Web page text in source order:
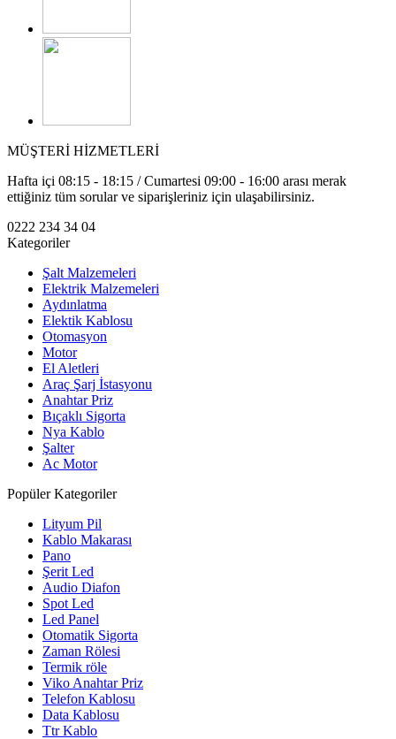
MÜŞTERİ HİZMETLERİ
Hafta içi 08:15 - 18:15 / Cumartesi 09:00 - 16:00 arası merak
ettiğiniz tüm sorular ve siparişleriniz için ulaşabilirsiniz.
0222 234 34 04
Kategoriler
Şalt Malzemeleri
Elektrik Malzemeleri
Aydınlatma
Elektik Kablosu
Otomasyon
Motor
El Aletleri
Araç Şarj İstasyonu
Anahtar Priz
Bıçaklı Sigorta
Nya Kablo
Şalter
Ac Motor
Popüler Kategoriler
Lityum Pil
Kablo Makarası
Pano
Şerit Led
Audio Diafon
Spot Led
Led Panel
Otomatik Sigorta
Zaman Rölesi
Termik röle
Viko Anahtar Priz
Telefon Kablosu
Data Kablosu
Ttr Kablo